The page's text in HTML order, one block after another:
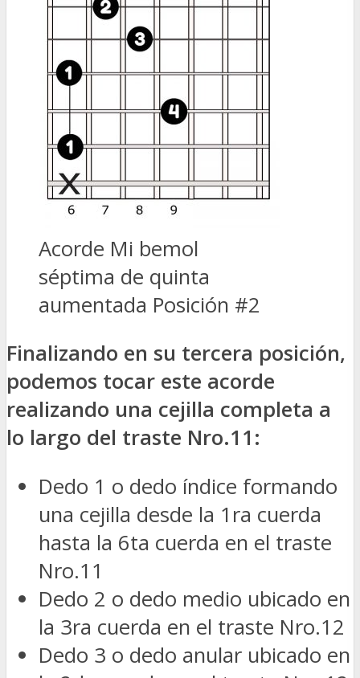
Acorde Mi bemol
séptima de quinta
aumentada Posición #2
Finalizando en su tercera posición,
podemos tocar este acorde
realizando una cejilla completa a
lo largo del traste Nro.11:
Dedo 1 o dedo índice formando
una cejilla desde la 1ra cuerda
hasta la 6ta cuerda en el traste
Nro.11
Dedo 2 o dedo medio ubicado en
la 3ra cuerda en el traste Nro.12
Dedo 3 o dedo anular ubicado en